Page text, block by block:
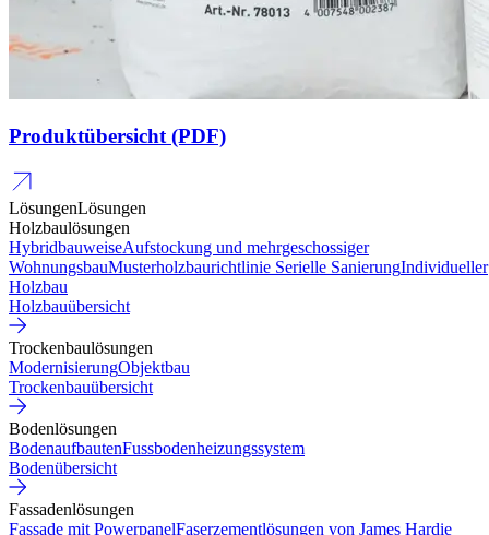
Produktübersicht (PDF)
LösungenLösungen
Holzbaulösungen
HybridbauweiseAufstockung und mehrgeschossiger
WohnungsbauMusterholzbaurichtlinie Serielle SanierungIndividueller
Holzbau
Holzbauübersicht
Trockenbaulösungen
ModernisierungObjektbau
Trockenbauübersicht
Bodenlösungen
BodenaufbautenFussbodenheizungssystem
Bodenübersicht
Fassadenlösungen
Fassade mit PowerpanelFaserzementlösungen von James Hardie